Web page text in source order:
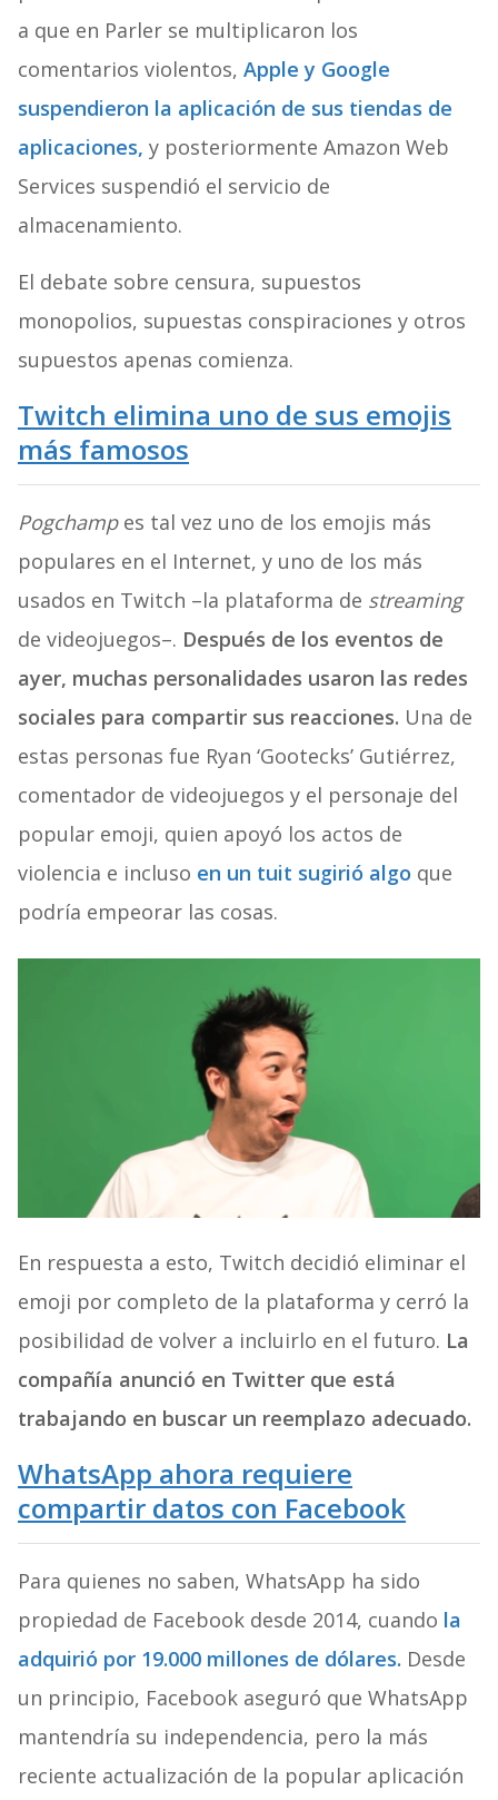
a que en Parler se multiplicaron los
comentarios violentos, Apple y Google
suspendieron la aplicación de sus tiendas de
aplicaciones, y posteriormente Amazon Web
Services suspendió el servicio de
almacenamiento.
El debate sobre censura, supuestos
monopolios, supuestas conspiraciones y otros
supuestos apenas comienza.
Twitch elimina uno de sus emojis
más famosos
Pogchampes tal vez uno de los emojis más
populares en el Internet, y uno de los más
usados en Twitch –la plataforma de streaming
de videojuegos–. Después de los eventos de
ayer, muchas personalidades usaron las redes
sociales para compartir sus reacciones. Una de
estas personas fue Ryan ‘Gootecks’ Gutiérrez,
comentador de videojuegos y el personaje del
popular emoji, quien apoyó los actos de
violencia e incluso en un tuit sugirió algo que
podría empeorar las cosas.
En respuesta a esto, Twitch decidió eliminar el
emoji por completo de la plataforma y cerró la
posibilidad de volver a incluirlo en el futuro. La
compañía anunció en Twitter que está
trabajando en buscar un reemplazo adecuado.
WhatsApp ahora requiere
compartir datos con Facebook
Para quienes no saben, WhatsApp ha sido
propiedad de Facebook desde 2014, cuando la
adquirió por 19.000 millones de dólares. Desde
un principio, Facebook aseguró que WhatsApp
mantendría su independencia, pero la más
reciente actualización de la popular aplicación